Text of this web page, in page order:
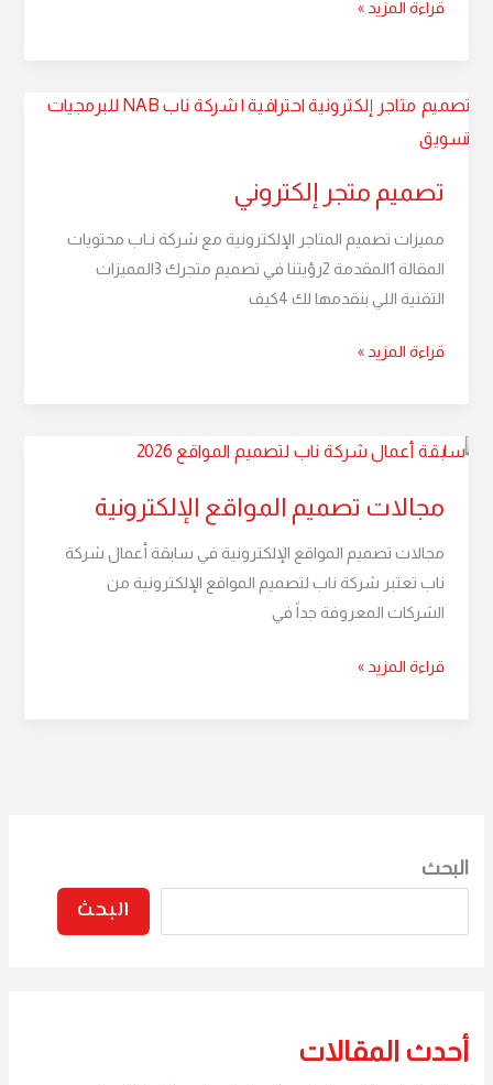
قراءة المزيد »
تصميم متجر إلكتروني
مميزات تصميم المتاجر الإلكترونية مع شركة نـاب محتويات
المقالة 1المقدمة 2رؤيتنا في تصميم متجرك 3المميزات
التقنية اللي بنقدمها لك 4كيف
تصميم
متجر
قراءة المزيد »
مجالات تصميم المواقع الإلكترونية
مجالات تصميم المواقع الإلكترونية في سابقة أعمال شركة
ناب تعتبر شركة ناب لتصميم المواقع الإلكترونية من
الشركات المعروفة جداً في
مجالات
المواقع
قراءة المزيد »
البحث
البحث
أحدث المقالات